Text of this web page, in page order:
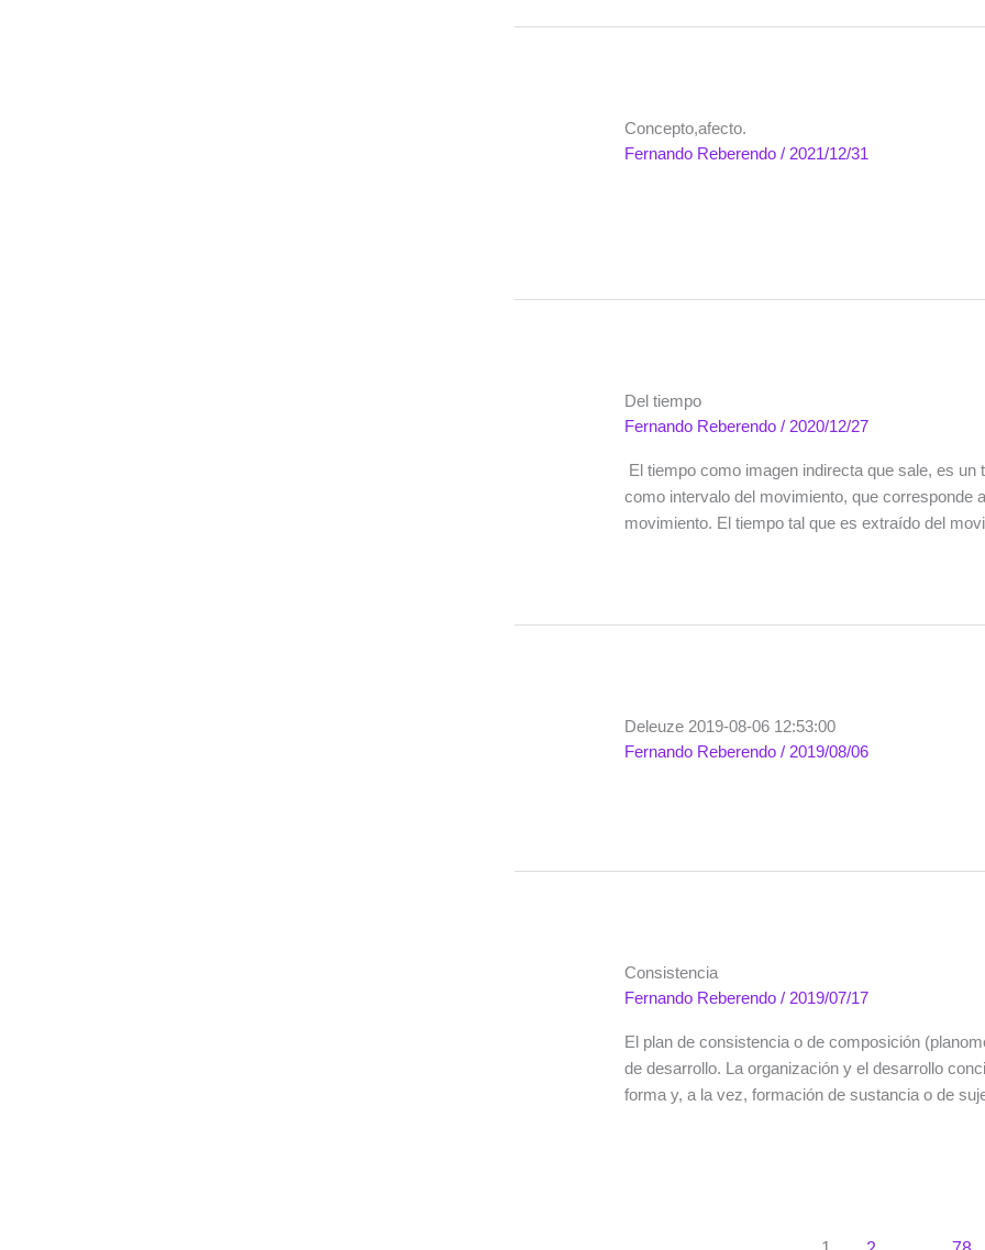
Concepto,afecto.
Fernando Reberendo/ 2021/12/31
Del tiempo
Fernando Reberendo/ 2020/12/27
El tiempo como imagen indirecta que sale, es
como intervalo del movimiento, que corresponde
movimiento. El tiempo tal que es extraído del
Deleuze 2019-08-06 12:53:00
Fernando Reberendo/ 2019/08/06
Consistencia
Fernando Reberendo/2019/07/17
El plan de consistencia o de composición
de desarrollo. La organización y el desarrollo
forma y, a la vez, formación de sustancia o de